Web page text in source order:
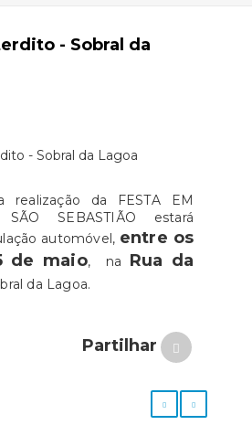
- Sobral da
realização da FESTA EM
SEBASTIÃO estará
automóvel, entre os
de maio, na Rua da
da Lagoa.
Partilhar